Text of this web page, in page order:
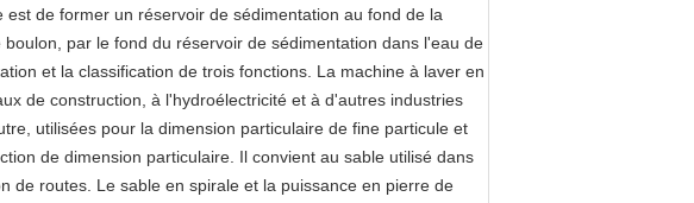
de former un réservoir de sédimentation au fond de la
par le fond du réservoir de sédimentation dans l'eau de
et la classification de trois fonctions. La machine à laver en
de construction, à l'hydroélectricité et à d'autres industries
utilisées pour la dimension particulaire de fine particule et
de dimension particulaire. Il convient au sable utilisé dans
de routes. Le sable en spirale et la puissance en pierre de